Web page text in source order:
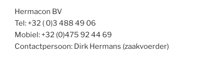
Hermacon BV
Tel: +32 ( 0)3 488 49 06
Mobiel: +32 (0)475 92 44 69
Contactpersoon: Dirk Hermans (zaakvoerder)